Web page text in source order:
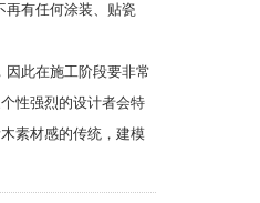
有任何涂装、贴瓷
此在施工阶段要非常
性强烈的设计者会特
素材感的传统，建模